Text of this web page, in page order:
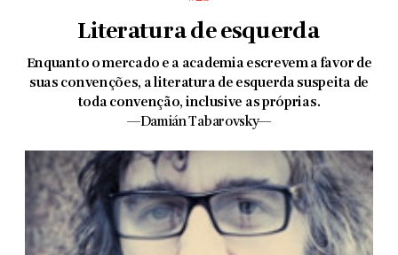
Literatura de esquerda
Enquanto o mercado e a academia escrevem a favor de
suas convenções, a literatura de esquerda suspeita de
toda con­venção, inclusive as próprias.
—Damián Tabarovsky—